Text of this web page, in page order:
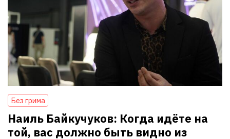
Без грима
Наиль Байкучуков: Когда идёте на
той, вас должно быть видно из